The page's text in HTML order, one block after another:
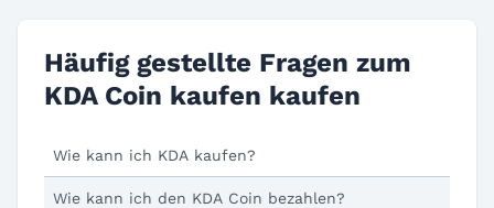
Häufig gestellte Fragen zum
KDA Coin kaufen kaufen
Wie kann ich KDA kaufen?
Wie kann ich den KDA Coin bezahlen?